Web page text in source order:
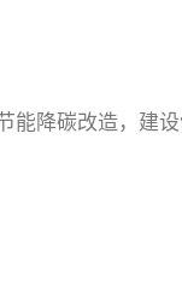
降碳改造，建设